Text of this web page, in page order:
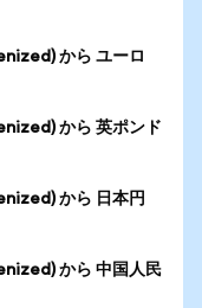
から ユーロ
から 英ポンド
から 日本円
から 中国人民